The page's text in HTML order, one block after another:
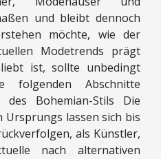
und bleibt dennoch
möchte, wie der
Modetrends prägt
ist, sollte unbedingt
folgenden Abschnitte
des Bohemian-Stils Die
Ursprungs lassen sich bis
als Künstler,
nach alternativen